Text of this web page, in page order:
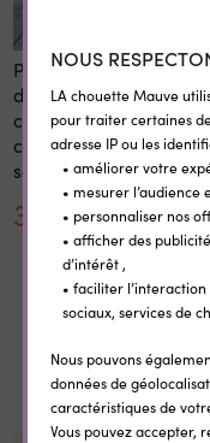
Panneau 1er et dernier
d'école personnalisé
cm en bois réutilisable
craie prénom rentrée
scolaire
30,00 €
Dans
NOUS
LA chouette Mauve
pour traiter certaines
adresse IP ou les
• améliorer votre
• mesurer l’audience
• personnaliser nos
• afficher des
d’intérêt ,
• faciliter
sociaux, services de
Nous pouvons
données de
caractéristiques de
Vous pouvez accepter,